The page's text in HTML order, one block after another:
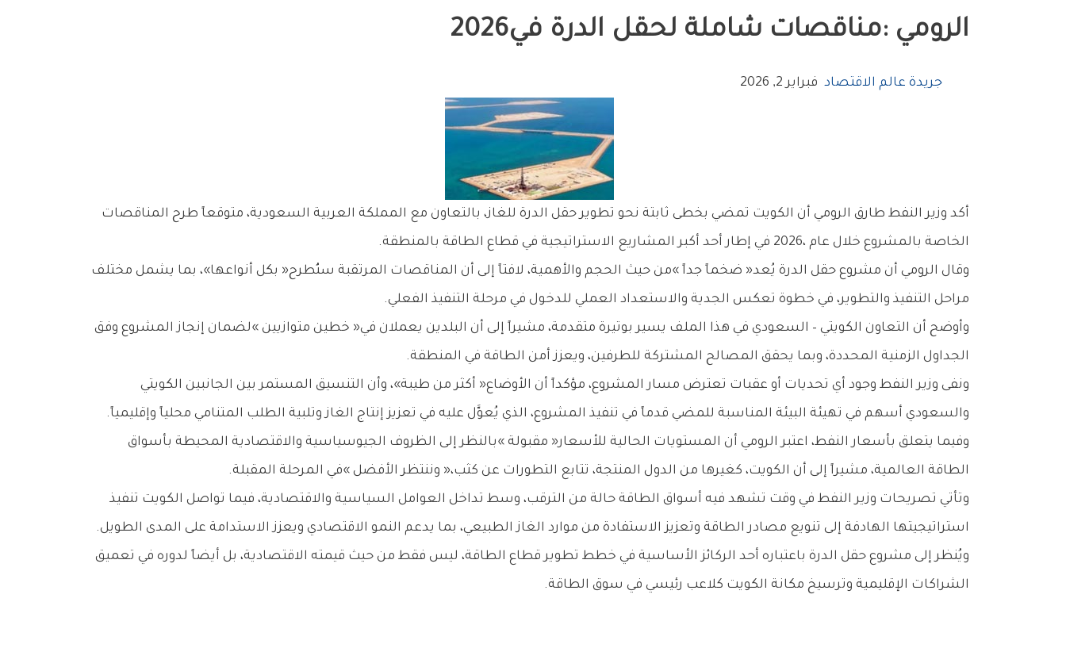
الصفحة
الرومي‭: ‬مناقصات‭ ‬شاملة‭ ‬لحقل‭ ‬الدرة‭ ‬في‭ ‬2026
جريدة عالم الاقتصاد فبراير 2, 2026
‬الخاصة‭ ‬بالمشروع‭ ‬خلال‭ ‬عام‭ ‬2026،‭ ‬في‭ ‬إطار‭ ‬أحد‭ ‬أكبر‭ ‬المشاريع‭ ‬الاستراتيجية‭ ‬في‭ ‬قطاع‭ ‬الطاقة‭ ‬بالمنطقة‭.‬
‬مراحل‭ ‬التنفيذ‭ ‬والتطوير،‭ ‬في‭ ‬خطوة‭ ‬تعكس‭ ‬الجدية‭ ‬والاستعداد‭ ‬العملي‭ ‬للدخول‭ ‬في‭ ‬مرحلة‭ ‬التنفيذ‭ ‬الفعلي‭.‬
‬الجداول‭ ‬الزمنية‭ ‬المحددة،‭ ‬وبما‭ ‬يحقق‭ ‬المصالح‭ ‬المشتركة‭ ‬للطرفين،‭ ‬ويعزز‭ ‬أمن‭ ‬الطاقة‭ ‬في‭ ‬المنطقة‭.‬
‬والسعودي‭ ‬أسهم‭ ‬في‭ ‬تهيئة‭ ‬البيئة‭ ‬المناسبة‭ ‬للمضي‭ ‬قدماً‭ ‬في‭ ‬تنفيذ‭ ‬المشروع،‭ ‬الذي‭ ‬يُعوَّل‭ ‬عليه‭ ‬في‭ ‬تعزيز‭ ‬إنتاج‭ ‬الغاز‭ ‬وتلبية‭ ‬الطلب‭ ‬المتنامي‭ ‬محلياً‭ ‬وإقليمياً‭.‬
‬الطاقة‭ ‬العالمية،‭ ‬مشيراً‭ ‬إلى‭ ‬أن‭ ‬الكويت،‭ ‬كغيرها‭ ‬من‭ ‬الدول‭ ‬المنتجة،‭ ‬تتابع‭ ‬التطورات‭ ‬عن‭ ‬كثب،‭ ‬‮«‬وننتظر‭ ‬الأفضل‮»‬‭ ‬في‭ ‬المرحلة‭ ‬المقبلة‭.‬
‬استراتيجيتها‭ ‬الهادفة‭ ‬إلى‭ ‬تنويع‭ ‬مصادر‭ ‬الطاقة‭ ‬وتعزيز‭ ‬الاستفادة‭ ‬من‭ ‬موارد‭ ‬الغاز‭ ‬الطبيعي،‭ ‬بما‭ ‬يدعم‭ ‬النمو‭ ‬الاقتصادي‭ ‬ويعزز‭ ‬الاستدامة‭ ‬على‭ ‬المدى‭ ‬الطويل‭.‬
‬الشراكات‭ ‬الإقليمية‭ ‬وترسيخ‭ ‬مكانة‭ ‬الكويت‭ ‬كلاعب‭ ‬رئيسي‭ ‬في‭ ‬سوق‭ ‬الطاقة‭.‬